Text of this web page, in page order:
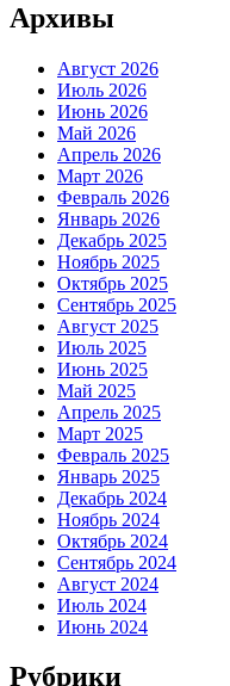
Архивы
Август 2026
Июль 2026
Июнь 2026
Май 2026
Апрель 2026
Март 2026
Февраль 2026
Январь 2026
Декабрь 2025
Ноябрь 2025
Октябрь 2025
Сентябрь 2025
Август 2025
Июль 2025
Июнь 2025
Май 2025
Апрель 2025
Март 2025
Февраль 2025
Январь 2025
Декабрь 2024
Ноябрь 2024
Октябрь 2024
Сентябрь 2024
Август 2024
Июль 2024
Июнь 2024
Рубрики